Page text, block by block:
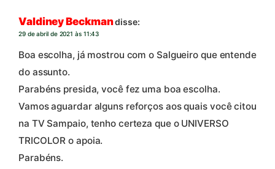
Valdiney Beckmandisse:
29 de abril de 2021 às 11:43
Boa escolha, já mostrou com o Salgueiro que entende
do assunto.
Parabéns presida, você fez uma boa escolha.
Vamos aguardar alguns reforços aos quais você citou
na TV Sampaio, tenho certeza que o UNIVERSO
TRICOLOR o apoia.
Parabéns.